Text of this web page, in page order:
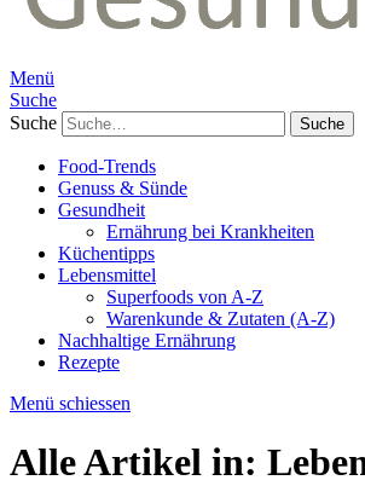
Menü
Suche
Suche
Food-Trends
Genuss & Sünde
Gesundheit
Ernährung bei Krankheiten
Küchentipps
Lebensmittel
Superfoods von A-Z
Warenkunde & Zutaten (A-Z)
Nachhaltige Ernährung
Rezepte
Menü schiessen
Alle Artikel in: